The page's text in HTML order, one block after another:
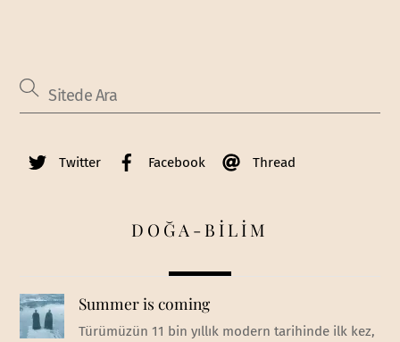
Twitter Facebook Thread
DOĞA-BİLİM
Summer is coming
Türümüzün 11 bin yıllık modern tarihinde ilk kez,